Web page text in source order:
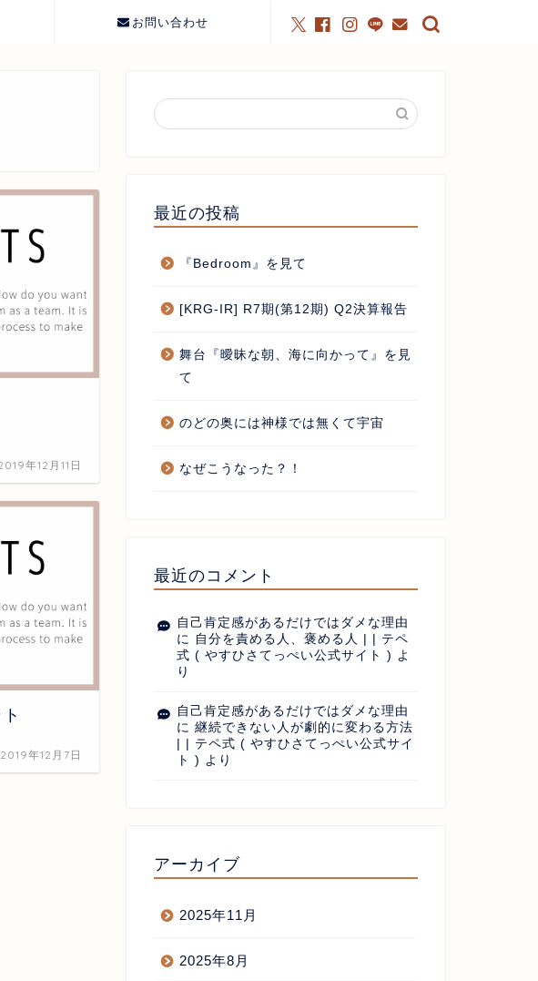
お問い合わせ
年12月11日
2019年12月7日
最近の投稿
『Bedroom』を見て
[KRG-IR] R7期(第12期) Q2決算報告
舞台『曖昧な朝、海に向かって』を見
て
のどの奥には神様では無くて宇宙
なぜこうなった？！
最近のコメント
自己肯定感があるだけではダメな理由
に 自分を責める人、褒める人 | | テペ
式 ( やすひさてっぺい公式サイト ) よ
り
自己肯定感があるだけではダメな理由
に 継続できない人が劇的に変わる方法
| | テペ式 ( やすひさてっぺい公式サイ
ト ) より
アーカイブ
2025年11月
2025年8月